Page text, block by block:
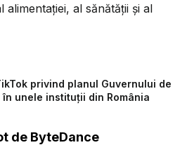
al sănătății și al
privind planul Guvernului de
unele instituții din România
de ByteDance